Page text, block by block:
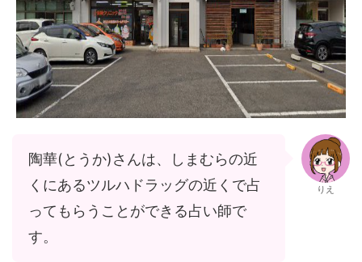
陶華(とうか)さんは、しまむらの近
くにあるツルハドラッグの近くで占
ってもらうことができる占い師で
す。
りえ